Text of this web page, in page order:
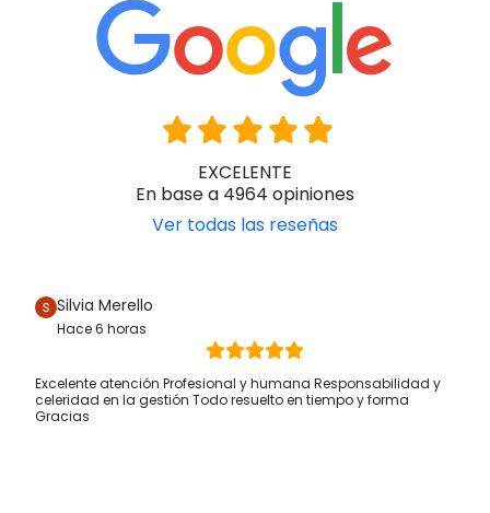
EXCELENTE
En base a 4964 opiniones
Ver todas las reseñas
Silvia Merello
Hace 6 horas
Excelente atención Profesional y humana Responsabilidad y
celeridad en la gestión Todo resuelto en tiempo y forma
Gracias